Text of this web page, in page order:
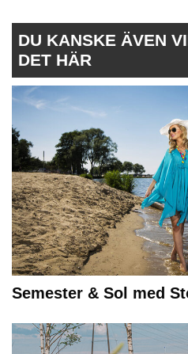
DU KANSKE ÄVEN
DET HÄR
Semester & Sol med